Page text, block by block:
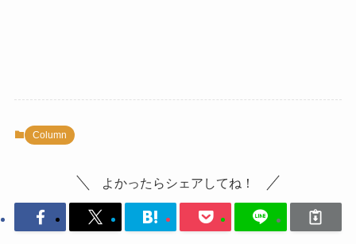
Column
よかったらシェアしてね！